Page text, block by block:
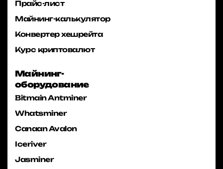
Прайс-лист
Майнинг-калькулятор
Конвертер хешрейта
Курс криптовалют
Майнинг-
оборудование
Bitmain Antminer
Whatsminer
Canaan Avalon
Iceriver
Jasminer